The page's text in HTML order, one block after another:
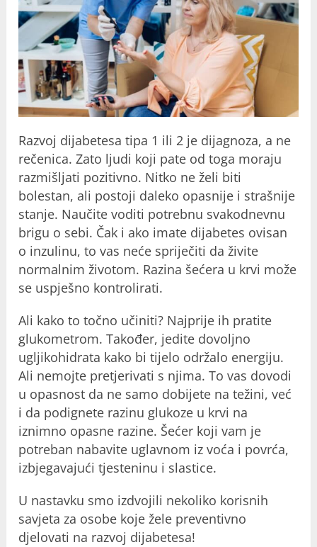
Razvoj dijabetesa tipa 1 ili 2 je dijagnoza, a ne
rečenica. Zato ljudi koji pate od toga moraju
razmišljati pozitivno. Nitko ne želi biti
bolestan, ali postoji daleko opasnije i strašnije
stanje. Naučite voditi potrebnu svakodnevnu
brigu o sebi. Čak i ako imate dijabetes ovisan
o inzulinu, to vas neće spriječiti da živite
normalnim životom. Razina šećera u krvi može
se uspješno kontrolirati.
Ali kako to točno učiniti? Najprije ih pratite
glukometrom. Također, jedite dovoljno
ugljikohidrata kako bi tijelo održalo energiju.
Ali nemojte pretjerivati ​​s njima. To vas dovodi
u opasnost da ne samo dobijete na težini, već
i da podignete razinu glukoze u krvi na
iznimno opasne razine. Šećer koji vam je
potreban nabavite uglavnom iz voća i povrća,
izbjegavajući tjesteninu i slastice.
U nastavku smo izdvojili nekoliko korisnih
savjeta za osobe koje žele preventivno
djelovati na razvoj dijabetesa!